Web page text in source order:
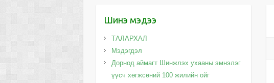
Шинэ мэдээ
ТАЛАРХАЛ
Мэдэгдэл
Дорнод аймагт Шинжлэх ухааны эмнэлэг
үүсч хөгжсөний 100 жилийн ойг